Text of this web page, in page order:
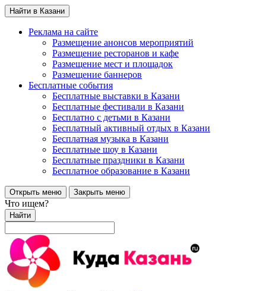
Найти в Казани
Реклама на сайте
Размещение анонсов мероприятий
Размещение ресторанов и кафе
Размещение мест и площадок
Размещение баннеров
Бесплатные события
Бесплатные выставки в Казани
Бесплатные фестивали в Казани
Бесплатно с детьми в Казани
Бесплатный активный отдых в Казани
Бесплатная музыка в Казани
Бесплатные шоу в Казани
Бесплатные праздники в Казани
Бесплатное образование в Казани
Открыть меню Закрыть меню
Что ищем?
Найти